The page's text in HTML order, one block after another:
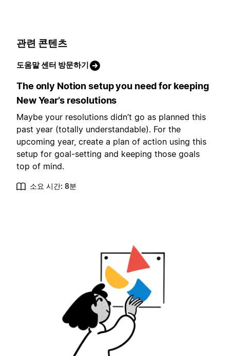
관련 콘텐츠
도움말 센터 방문하기
The only Notion setup you need for keeping
New Year’s resolutions
Maybe your resolutions didn’t go as planned this
past year (totally understandable). For the
upcoming year, create a plan of action using this
setup for goal-setting and keeping those goals
top of mind.
소요 시간: 8분